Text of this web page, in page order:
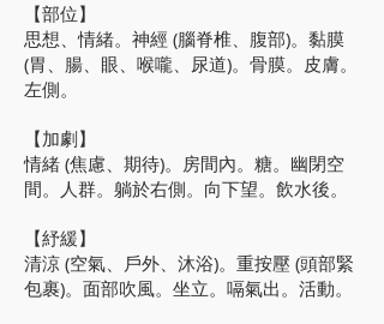
【部位】
思想、情緒。神經 (腦脊椎、腹部)。黏膜
(胃、腸、眼、喉嚨、尿道)。骨膜。皮膚。
左側。
【加劇】
情緒 (焦慮、期待)。房間內。糖。幽閉空
間。人群。躺於右側。向下望。飲水後。
【紓緩】
清涼 (空氣、戶外、沐浴)。重按壓 (頭部緊
包裹)。面部吹風。坐立。嗝氣出。活動。